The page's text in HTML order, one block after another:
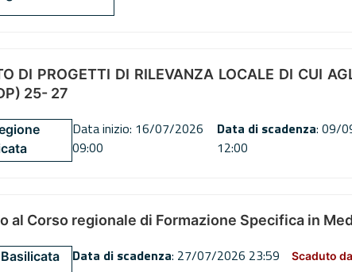
DI PROGETTI DI RILEVANZA LOCALE DI CUI
25- 27
Data inizio: 16/07/2026
09:00
Data di scadenza: 09/
12:00
al Corso regionale di Formazione Specifica in
Data di scadenza: 27/07/2026 23:59 Scaduto